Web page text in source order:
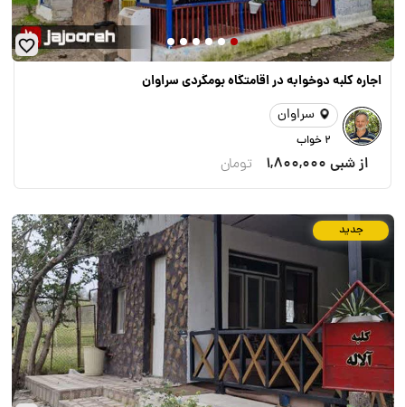
اجاره کلبه دوخوابه در اقامتگاه بومگردی سراوان
سراوان
2 خواب
از شبی 1,800,000 تومان
جدید